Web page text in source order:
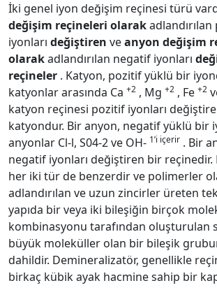
İki genel iyon değişim reçinesi türü
değişim reçineleri olarak
iyonları değiştiren veanyon değişim
olarakadlandırılan negatif iyonları
reçineler . Katyon, pozitif yüklü bir
katyonlar arasında Ca +2 , Mg +2 , Fe +2
katyon reçinesi pozitif iyonları
katyondur. Bir anyon, negatif yüklü bir
anyonlar Cl-l, S04-2 ve OH- 1’i içerir . Bir
negatif iyonları değiştiren bir reçinedir.
her iki tür de benzerdir ve polimerler
adlandırılan ve uzun zincirler üreten
yapıda bir veya iki bileşiğin birçok
kombinasyonu tarafından oluşturulan
büyük moleküller olan bir bileşik
dahildir. Demineralizatör, genellikle
birkaç kübik ayak hacmine sahip bir